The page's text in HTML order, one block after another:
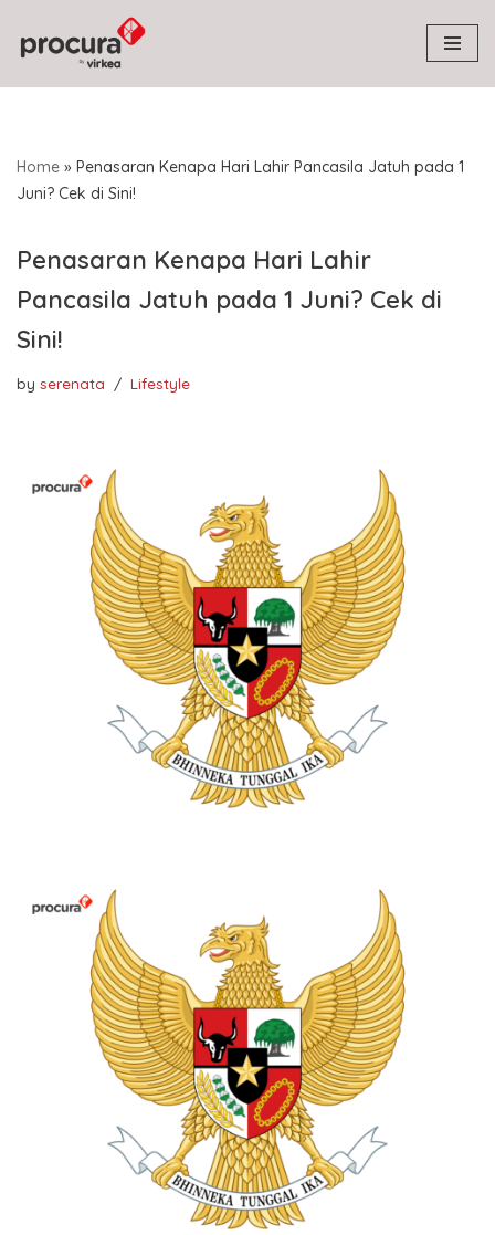
Skip
to
Home » Penasaran Kenapa Hari Lahir Pancasila Jatuh pada 1
Juni? Cek di Sini!
Penasaran Kenapa Hari Lahir
Pancasila Jatuh pada 1 Juni? Cek di
Sini!
by serenata Lifestyle